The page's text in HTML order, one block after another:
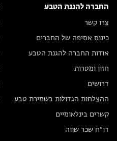
החברה להגנת הטבע
צרו קשר
כינוס אסיפה של החברים
אודות החברה להגנת הטבע
חזון ומטרות
דרושים
ההצלחות הגדולות בשמירת טבע
קשרים בינלאומיים
דו״ח שכר שווה